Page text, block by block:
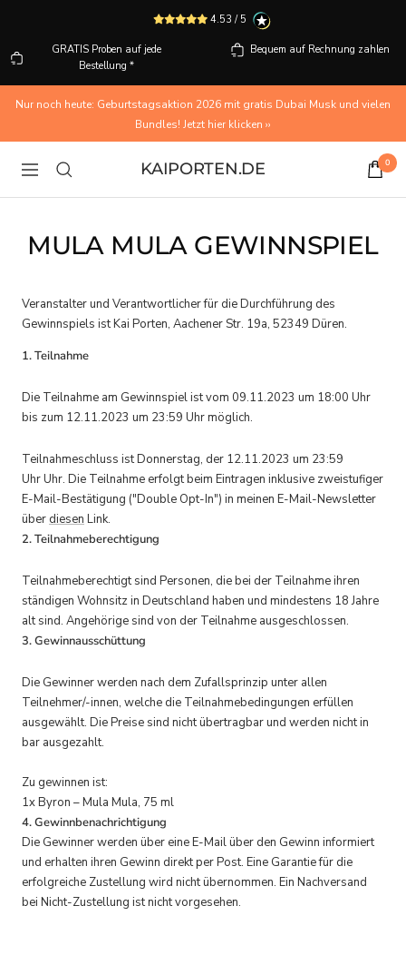
content
4.53 / 5
GRATIS Proben auf jede
Bestellung *
Bequem auf Rechnung zahlen
Nur noch heute: Geburtstagsaktion 2026 mit gratis Dubai Musk und vielen
Bundles! Jetzt hier klicken ››
Navigation KAIPORTEN.DE 0
MULA MULA GEWINNSPIEL
Veranstalter und Verantwortlicher für die Durchführung des
Gewinnspiels ist Kai Porten, Aachener Str. 19a, 52349 Düren.
1. Teilnahme
Die Teilnahme am Gewinnspiel ist vom 09.11.2023 um 18:00 Uhr
bis zum 12.11.2023 um 23:59 Uhr möglich.
Teilnahmeschluss ist Donnerstag, der 12.11.2023 um 23:59
Uhr Uhr. Die Teilnahme erfolgt beim Eintragen inklusive zweistufiger
E-Mail-Bestätigung ("Double Opt-In") in meinen E-Mail-Newsletter
über diesen Link.
2. Teilnahmeberechtigung
Teilnahmeberechtigt sind Personen, die bei der Teilnahme ihren
ständigen Wohnsitz in Deutschland haben und mindestens 18 Jahre
alt sind. Angehörige sind von der Teilnahme ausgeschlossen.
3. Gewinnausschüttung
Die Gewinner werden nach dem Zufallsprinzip unter allen
Teilnehmer/-innen, welche die Teilnahmebedingungen erfüllen
ausgewählt. Die Preise sind nicht übertragbar und werden nicht in
bar ausgezahlt.
Zu gewinnen ist:
1x Byron – Mula Mula, 75 ml
4. Gewinnbenachrichtigung
Die Gewinner werden über eine E-Mail über den Gewinn informiert
und erhalten ihren Gewinn direkt per Post. Eine Garantie für die
erfolgreiche Zustellung wird nicht übernommen. Ein Nachversand
bei Nicht-Zustellung ist nicht vorgesehen.